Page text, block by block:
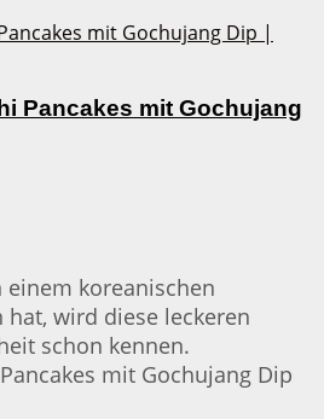
Pancakes mit Gochujang
koreanischen
hat, wird diese leckeren
schon kennen.
mit Gochujang Dip